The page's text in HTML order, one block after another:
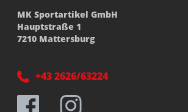
MK Sportartikel GmbH
Hauptstraße 1
7210 Mattersburg
+43 2626/63224